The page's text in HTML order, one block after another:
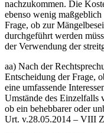
nachzukommen. Die
ebenso wenig
Frage, ob zur
durchgeführt werden
der Verwendung der
aa) Nach der
Entscheidung der Frage,
eine umfassende
Umstände des Einzelfalls
ob ein behebbarer oder
Urt. v.28.05.2014 – VIII